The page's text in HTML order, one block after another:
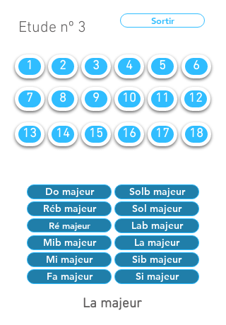
Etude nº 3 Sortir
1 2 3 4 5 6
7 8 9 10 11 12
13 14 15 16 17 18
Do majeur
Solb majeur
Réb majeur
Sol majeur
Ré majeur
Lab majeur
Mib majeur
La majeur
Mi majeur
Sib majeur
Fa majeur
Si majeur
La majeur